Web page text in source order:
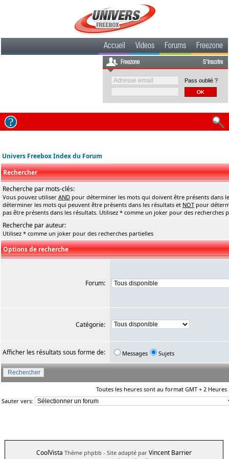
Accueil Videos Forums Freezone
Freezone S'inscrire
Pass oublié ?
Univers Freebox Index du Forum
Rechercher
Recherche par mots-clés:
Vous pouvez utiliser AND pour déterminer les mots qui doivent être présents dans
déterminer les mots qui peuvent être présents dans les résultats et NOT pour
pas être présents dans les résultats. Utilisez * comme un joker pour des recherches
Recherche par auteur:
Utilisez * comme un joker pour des recherches partielles
Options de recherche
Forum:
Catégorie:
Afficher les résultats sous forme de: Messages Sujets
Toutes les heures sont au format GMT + 2 Heures
Sauter vers:
CoolVista Thème phpbb - Site adapté par Vincent Barrier